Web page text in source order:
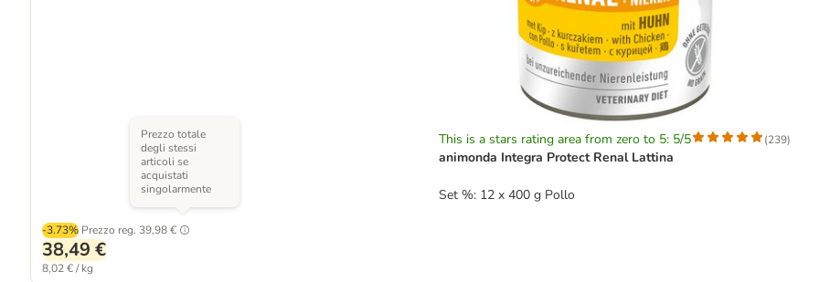
This is a stars rating area from zero to 5: 5/5 (239)
animonda Integra Protect Renal Lattina
Set %: 12 x 400 g Pollo
-3.73% Prezzo reg. 39,98 €
Prezzo totale
degli stessi
articoli se
acquistati
singolarmente
38,49 €
8,02 € / kg